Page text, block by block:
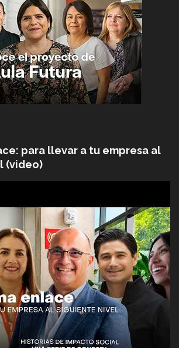
para llevar a tu empresa al
(video)